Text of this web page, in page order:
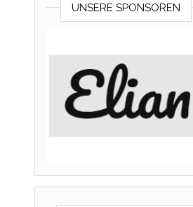
UNSERE SPONSOREN